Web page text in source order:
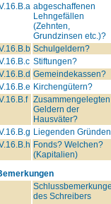
abgeschaffenen
Lehngefällen
(Zehnten,
Grundzinsen etc.)?
Schulgeldern?
Stiftungen?
Gemeindekassen?
Kirchengütern?
Zusammengelegten
Geldern der
Hausväter?
Liegenden
Fonds? Welchen?
(Kapitalien)
des Schreibers